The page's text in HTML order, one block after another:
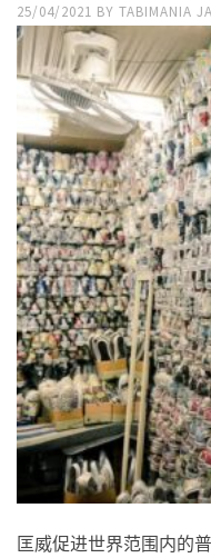
25/04/2021 BY TABIMANIA
匡威促进世界范围内的普